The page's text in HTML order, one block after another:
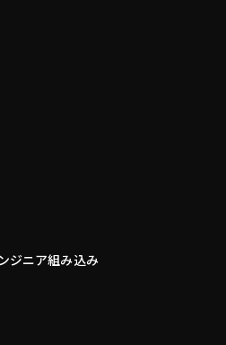
ジニア組み込み